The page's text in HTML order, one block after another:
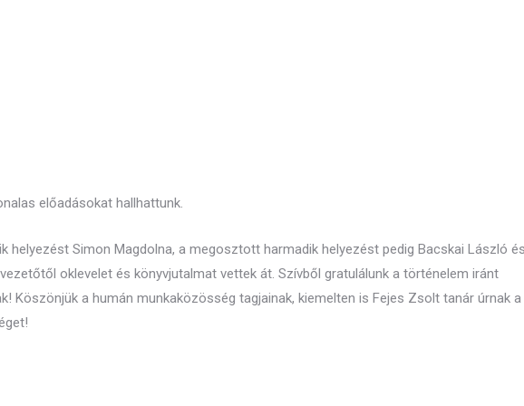
előadásokat hallhattunk.
helyezést Simon Magdolna, a megosztott harmadik helyezést pedig Bacskai László
oklevelet és könyvjutalmat vettek át. Szívből gratulálunk a történelem iránt
Köszönjük a humán munkaközösség tagjainak, kiemelten is Fejes Zsolt tanár úrnak a